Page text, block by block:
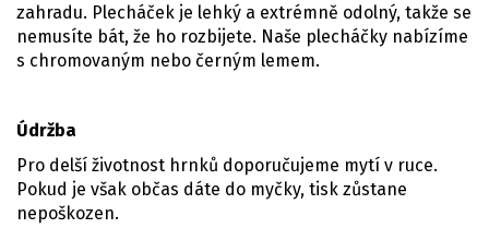
zahradu. Plecháček je lehký a extrémně odolný, takže se
nemusíte bát, že ho rozbijete. Naše plecháčky nabízíme
s chromovaným nebo černým lemem.
Údržba
Pro delší životnost hrnků doporučujeme mytí v ruce.
Pokud je však občas dáte do myčky, tisk zůstane
nepoškozen.